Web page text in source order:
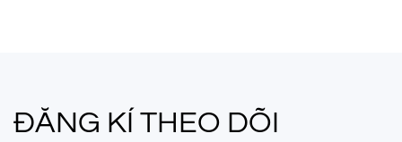
ĐĂNG KÍ THEO DÕI